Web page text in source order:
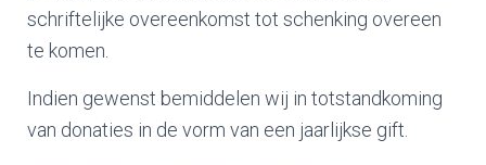
schriftelijke overeenkomst tot schenking overeen
te komen.
Indien gewenst bemiddelen wij in totstandkoming
van donaties in de vorm van een jaarlijkse gift.